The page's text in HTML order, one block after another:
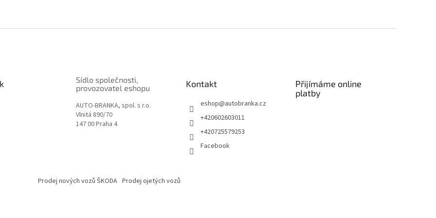
Sídlo společnosti,
provozovatel eshopu
AUTO-BRANKA, spol. s r.o.
Vlnitá 890/70
147 00 Praha 4
Kontakt
eshop@autobranka.cz
+420602603011
+420725579253
Facebook
Přijímáme online
platby
Prodej nových vozů ŠKODA Prodej ojetých vozů